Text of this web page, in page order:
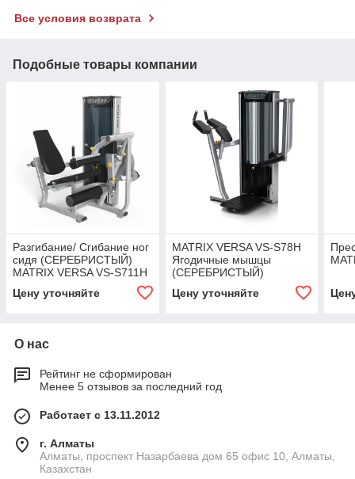
Все условия возврата
Подобные товары компании
Разгибание/ Сгибание ног
сидя (СЕРЕБРИСТЫЙ)
MATRIX VERSA VS-S711H
Цену уточняйте
MATRIX VERSA VS-S78H
Ягодичные мышцы
(СЕРЕБРИСТЫЙ)
Цену уточняйте
О нас
Рейтинг не сформирован
Менее 5 отзывов за последний год
Работает с 13.11.2012
г. Алматы
Алматы, проспект Назарбаева дом 65 офис 10, Алматы,
Казахстан